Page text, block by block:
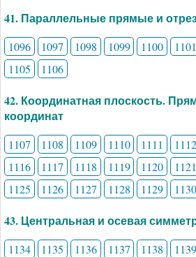
41. Параллельные прямые и
1096 1097 1098 1099 1100 1101
1105
1106
42. Координатная плоскость.
координат
1107 1108 1109 1110 1111 1112
1116
1117 1118 1119 1120 1121
1125
1126 1127 1128 1129 1130
43. Центральная и осевая
1134 1135 1136 1137 1138 1139